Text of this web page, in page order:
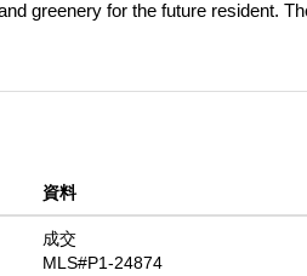
greenery for the future resident.
living space, along with a detached
資料
成交
MLS#P1-24874